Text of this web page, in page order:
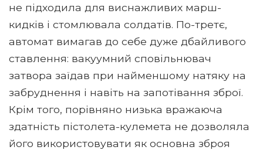
не підходила для виснажливих марш-
кидків і стомлювала солдатів. По-третє,
автомат вимагав до себе дуже дбайливого
ставлення: вакуумний сповільнювач
затвора заїдав при найменшому натяку на
забруднення і навіть на запотівання зброї.
Крім того, порівняно низька вражаюча
здатність пістолета-кулемета не дозволяла
його використовувати як основна зброя